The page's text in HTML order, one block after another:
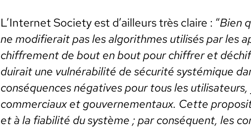
L’Internet Soci­ety est d’ailleurs très claire : “Bien
ne mod­i­fierait pas les algo­rithmes util­isés par les
chiffre­ment de bout en bout pour chiffr­er et
duirait une vul­néra­bil­ité de sécu­rité sys­témique
con­séquences néga­tives pour tous les
com­mer­ci­aux et gou­verne­men­taux. Cette
et à la fia­bil­ité du sys­tème ; par con­séquent, les